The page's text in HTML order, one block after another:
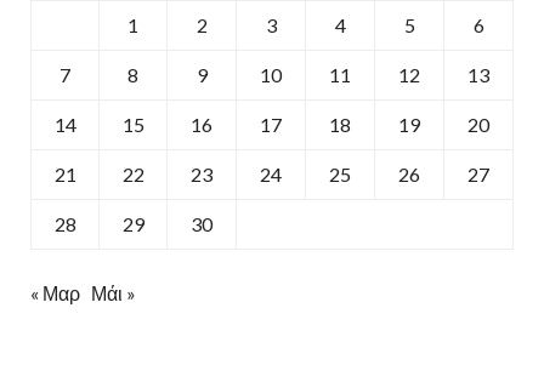
1 2 3 4 5 6
7 8 9 10 11 12 13
14 15 16 17 18 19 20
21 22 23 24 25 26 27
28 29 30
« Μαρ Μάι »